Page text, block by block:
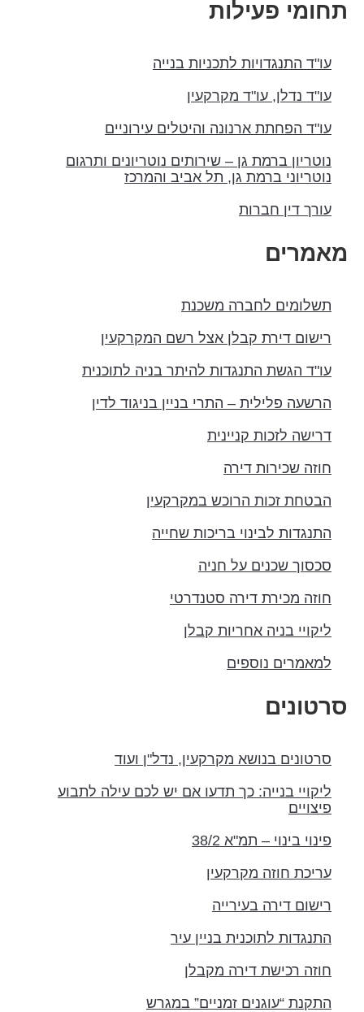
פעילות
עו"ד התנגדויות לתכניות בנייה
עו"ד נדלן, עו"ד מקרקעין
עו"ד הפחתת ארנונה והיטלים עירוניים
נוטריון ברמת גן – שירותים נוטריונים ותרגום
נוטריוני ברמת גן, תל אביב והמרכז
עורך דין חברות
תשלומים לחברה משכנת
רישום דירת קבלן אצל רשם המקרקעין
עו"ד הגשת התנגדות להיתר בניה לתוכנית
הרשעה פלילית – התרי בניין בניגוד לדין
דרישה לזכות קניינית
חוזה שכירות דירה
הבטחת זכות הרוכש במקרקעין
התנגדות לבינוי בריכות שחייה
סכסוך שכנים על חניה
חוזה מכירת דירה סטנדרטי
ליקויי בניה אחריות קבלן
למאמרים נוספים
סרטונים בנושא מקרקעין, נדל"ן ועוד
ליקויי בנייה: כך תדעו אם יש לכם עילה לתבוע
פיצויים
פינוי בינוי – תמ"א 38/2
עריכת חוזה מקרקעין
רישום דירה בעירייה
התנגדות לתוכנית בניין עיר
חוזה רכישת דירה מקבלן
התקנת “עוגנים זמניים” במגרש